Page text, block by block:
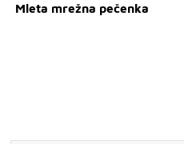
Mleta mrežna pečenka